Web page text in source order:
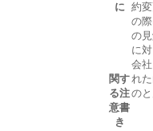
に
関す
る注
意書
き
約
の
の
に
会
れ
の